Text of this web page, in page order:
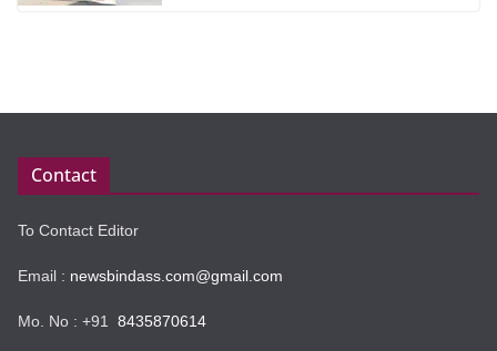
Contact
To Contact Editor
Email : newsbindass.com@gmail.com
Mo. No : +91 8435870614